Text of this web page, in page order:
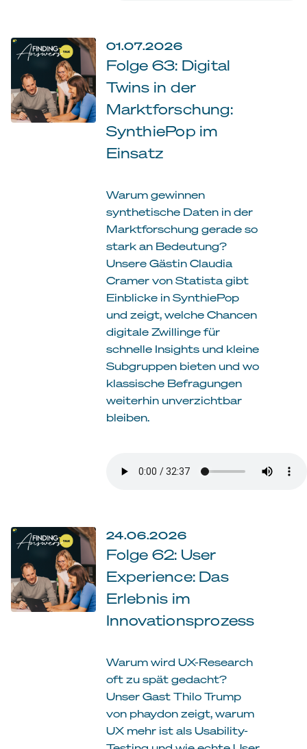
01.07.2026
Folge 63: Digital
Twins in der
Marktforschung:
SynthiePop im
Einsatz
Warum gewinnen
synthetische Daten in der
Marktforschung gerade so
stark an Bedeutung?
Unsere Gästin Claudia
Cramer von Statista gibt
Einblicke in SynthiePop
und zeigt, welche Chancen
digitale Zwillinge für
schnelle Insights und kleine
Subgruppen bieten und wo
klassische Befragungen
weiterhin unverzichtbar
bleiben.
24.06.2026
Folge 62: User
Experience: Das
Erlebnis im
Innovationsprozess
Warum wird UX-Research
oft zu spät gedacht?
Unser Gast Thilo Trump
von phaydon zeigt, warum
UX mehr ist als Usability-